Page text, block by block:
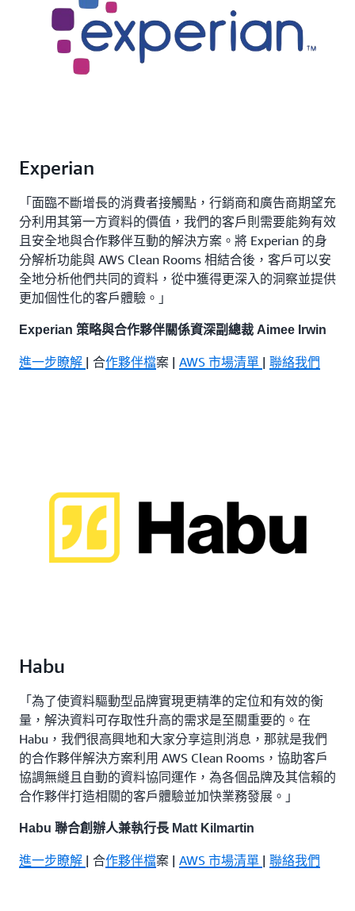
Experian
「面臨不斷增長的消費者接觸點，行銷商和廣告商期望充
分利用其第一方資料的價值，我們的客戶則需要能夠有效
且安全地與合作夥伴互動的解決方案。將 Experian 的身
分解析功能與 AWS Clean Rooms 相結合後，客戶可以安
全地分析他們共同的資料，從中獲得更深入的洞察並提供
更加個性化的客戶體驗。」
Experian 策略與合作夥伴關係資深副總裁 Aimee Irwin
進一步瞭解 | 合作夥伴檔案 | AWS 市場清單 | 聯絡我們
Habu
「為了使資料驅動型品牌實現更精準的定位和有效的衡
量，解決資料可存取性升高的需求是至關重要的。在
Habu，我們很高興地和大家分享這則消息，那就是我們
的合作夥伴解決方案利用 AWS Clean Rooms，協助客戶
協調無縫且自動的資料協同運作，為各個品牌及其信賴的
合作夥伴打造相關的客戶體驗並加快業務發展。」
Habu 聯合創辦人兼執行長 Matt Kilmartin
進一步瞭解 | 合作夥伴檔案 | AWS 市場清單 | 聯絡我們